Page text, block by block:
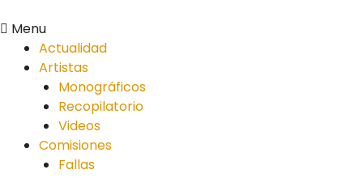
Menu
Actualidad
Artistas
Monográficos
Recopilatorio
Videos
Comisiones
Fallas